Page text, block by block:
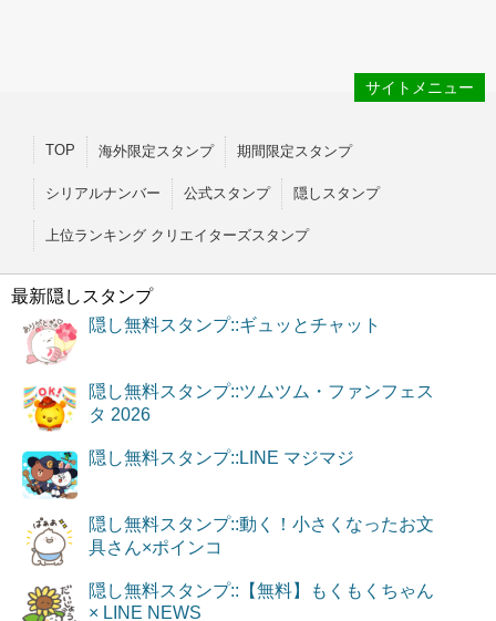
サイトメニュー
TOP 海外限定スタンプ 期間限定スタンプ
シリアルナンバー 公式スタンプ 隠しスタンプ
上位ランキング クリエイターズスタンプ
最新隠しスタンプ
隠し無料スタンプ::ギュッとチャット
隠し無料スタンプ::ツムツム・ファンフェス
タ 2026
隠し無料スタンプ::LINE マジマジ
隠し無料スタンプ::動く！小さくなったお文
具さん×ポインコ
隠し無料スタンプ::【無料】もくもくちゃん
× LINE NEWS